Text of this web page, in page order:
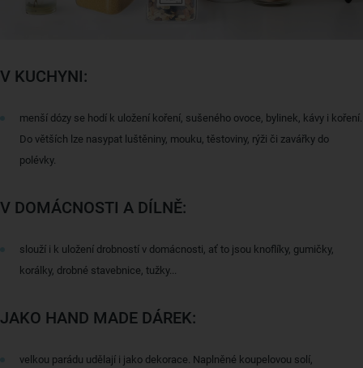
V KUCHYNI:
menší dózy se hodí k uložení koření, sušeného ovoce, bylinek, kávy i koření.
Do větších lze nasypat luštěniny, mouku, těstoviny, rýži či zavářky do
polévky.
V DOMÁCNOSTI A DÍLNĚ:
slouží i k uložení drobností v domácnosti, ať to jsou knoflíky, gumičky,
korálky, drobné stavebnice, tužky...
JAKO HAND MADE DÁREK:
velkou parádu udělají i jako dekorace. Naplněné koupelovou solí,